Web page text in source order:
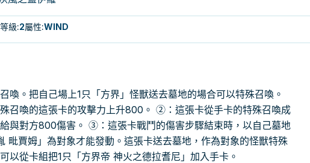
等級:2屬性:WIND
喚。把自己場上1只「方界」怪獸送去墓地的場合可以特殊召喚。
召喚的這張卡的攻擊力上升800。 ②：這張卡從手卡的特殊召喚成
與對方800傷害。 ③：這張卡戰鬥的傷害步驟結束時，以自己墓地
毗賈姆」為對象才能發動。這張卡送去墓地，作為對象的怪獸特殊
以從卡組把1只「方界帝 神火之德拉耆尼」加入手卡。